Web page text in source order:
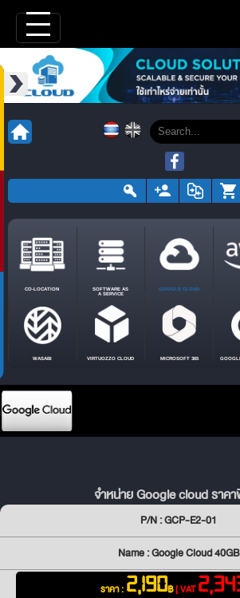
CO-LOCATION
SOFTWARE AS
A SERVICE
GOOGLE CLOUD
WASABI VIRTUOZZO CLOUD MICROSOFT 365
จำหน่าย Google cloud ราค
P/N : GCP-E2-01
Name : Google Cloud 40GB
ราคา : 2,190฿[ VAT